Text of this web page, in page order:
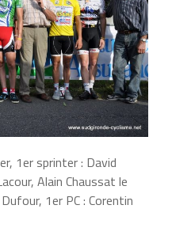
1er sprinter : David
Alain Chaussat le
1er PC : Corentin